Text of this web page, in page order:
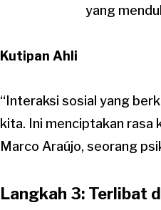
yang
Kutipan Ahli
“Interaksi sosial yang
kita. Ini menciptakan rasa
Marco Araújo, seorang
Langkah 3: Terlibat